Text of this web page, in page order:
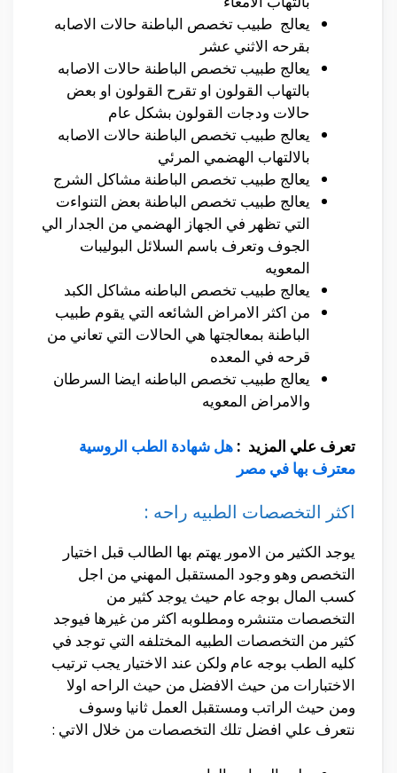
يعالج طبيب تخصص الباطنة حالات الاصابه
بقرحه الاثني عشر
يعالج طبيب تخصص الباطنة حالات الاصابه
بالتهاب القولون او تقرح القولون او بعض
حالات ودجات القولون بشكل عام
يعالج طبيب تخصص الباطنة حالات الاصابه
بالالتهاب الهضمي المرئي
يعالج طبيب تخصص الباطنة مشاكل الشرج
يعالج طبيب تخصص الباطنة بعض التنواءت
التي تظهر في الجهاز الهضمي من الجدار الي
الجوف وتعرف باسم السلائل البوليبات
المعويه
يعالج طبيب تخصص الباطنه مشاكل الكبد
من اكثر الامراض الشائعه التي يقوم طبيب
الباطنة بمعالجتها هي الحالات التي تعاني من
قرحه في المعده
يعالج طبيب تخصص الباطنه ايضا السرطان
والامراض المعويه
تعرف علي المزيد : هل شهادة الطب الروسية
معترف بها في مصر
اكثر التخصصات الطبيه راحه :
يوجد الكثير من الامور يهتم بها الطالب قبل اختيار
التخصص وهو وجود المستقبل المهني من اجل
كسب المال بوجه عام حيث يوجد كثير من
التخصصات متنشره ومطلوبه اكثر من غيرها فيوجد
كثير من التخصصات الطبيه المختلفه التي توجد في
كليه الطب بوجه عام ولكن عند الاختيار يجب ترتيب
الاختبارات من حيث الافضل من حيث الراحه اولا
ومن حيث الراتب ومستقبل العمل ثانيا وسوف
نتعرف علي افضل تلك التخصصات من خلال الاتي :